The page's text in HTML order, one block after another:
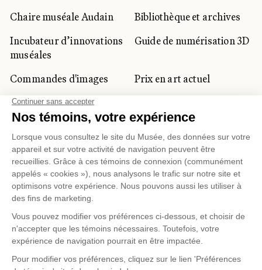
Chaire muséale Audain
Bibliothèque et archives
Incubateur d’innovations
muséales
Guide de numérisation 3D
Commandes d'images
Prix en art actuel
Prix Lynne-Cohen
CLIENTÈLE CORPORATIVE
ET PRIVÉE
Location d'espaces
Activités corporatives
professionnels du
tourisme